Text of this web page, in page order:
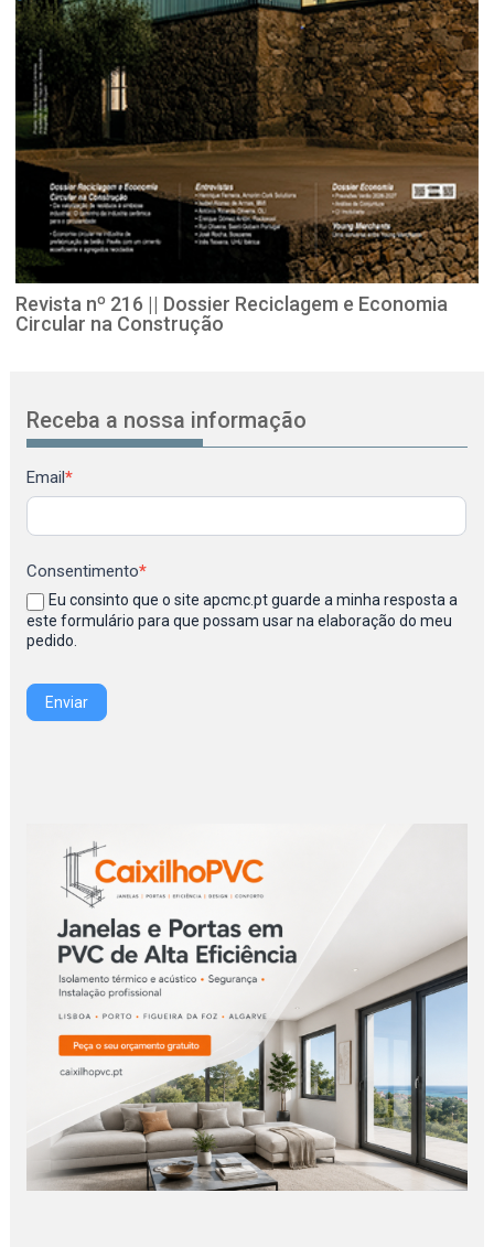
Revista nº 216 || Dossier Reciclagem e Economia
Circular na Construção
Receba a nossa informação
Newsletter
Email*
Consentimento*
Eu consinto que o site apcmc.pt guarde a minha resposta a
este formulário para que possam usar na elaboração do meu
pedido.
Enviar